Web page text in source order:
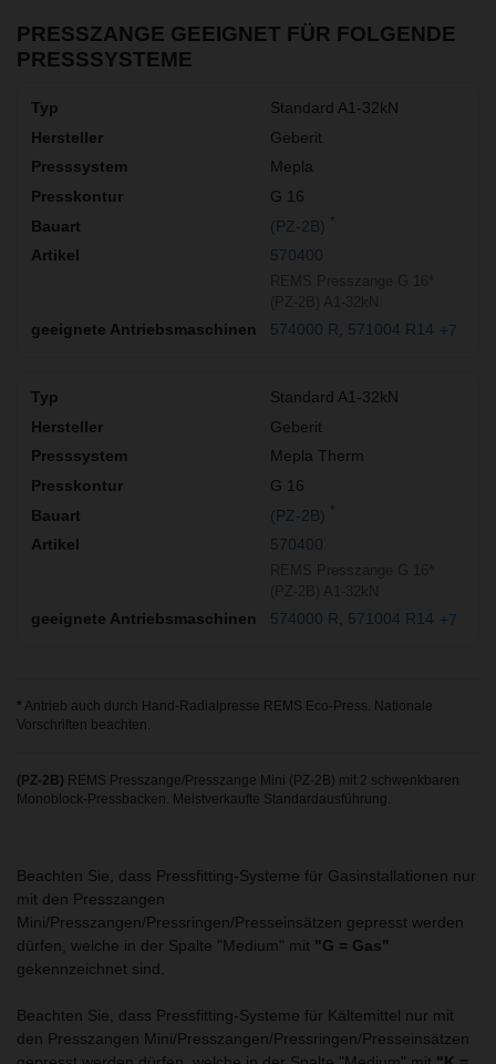
PRESSZANGE GEEIGNET FÜR FOLGENDE
PRESSSYSTEME
Standard A1-32kN
Geberit
Mepla
G 16
(PZ-2B)
570400
574000 R 571004 R14 +7
Standard A1-32kN
Geberit
Mepla Therm
G 16
(PZ-2B)
570400
574000 R 571004 R14 +7
* Antrieb auch durch Hand-Radialpresse REMS Eco-Press. Nationale
Vorschriften beachten.
(PZ-2B) REMS Presszange/Presszange Mini (PZ-2B) mit 2 schwenkbaren
Monoblock-Pressbacken. Meistverkaufte Standardausführung.
Beachten Sie, dass Pressfitting-Systeme für Gasinstallationen nur
mit den Presszangen
Mini/Presszangen/Pressringen/Presseinsätzen gepresst werden
dürfen, welche in der Spalte "Medium" mit "G = Gas"
gekennzeichnet sind.
Beachten Sie, dass Pressfitting-Systeme für Kältemittel nur mit
den Presszangen Mini/Presszangen/Pressringen/Presseinsätzen